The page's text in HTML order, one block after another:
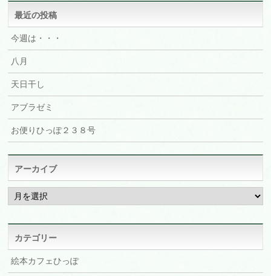
最近の投稿
今週は・・・
八月
天日干し
アブラゼミ
お便りひっぽ２３８号
アーカイブ
ア
ー
カ
カテゴリー
絵本カフェひっぽ